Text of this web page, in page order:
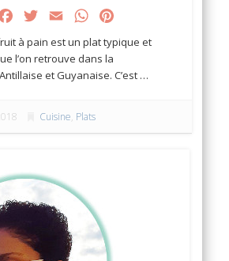
FacebookTwitter
Email WhatsApp
à pain est un plat typique et
l’on retrouve dans la
et Guyanaise. C’est …
Cuisine, Plats